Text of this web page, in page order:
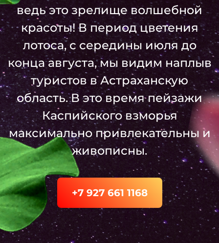
ведь это зрелище волшебной
красоты! В период цветения
лотоса, с середины июля до
конца августа, мы видим наплыв
туристов в Астраханскую
область. В это время пейзажи
Каспийского взморья
максимально привлекательны и
живописны.
+7 927 661 1168